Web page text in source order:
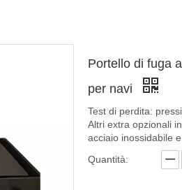
Portello di fuga
per navi
Test di perdita:
Altri extra opzionali
acciaio inossidabile
Quantità: